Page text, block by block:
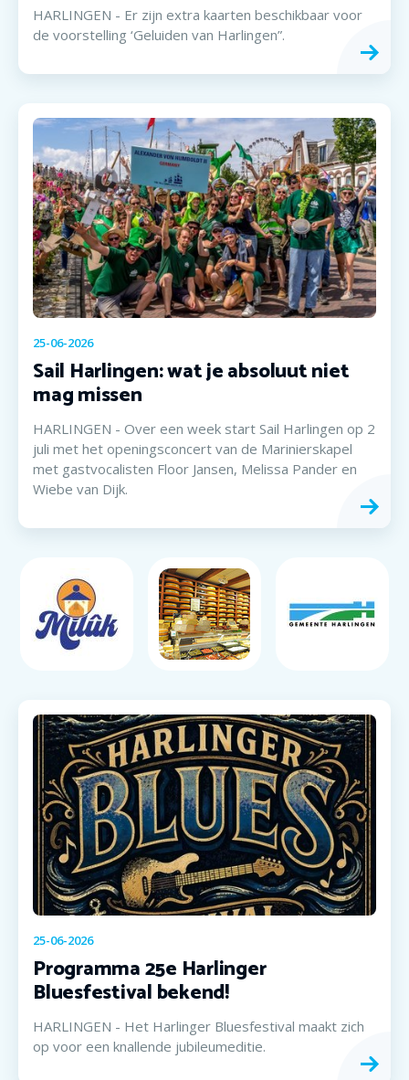
HARLINGEN - Er zijn extra kaarten beschikbaar voor
de voorstelling ‘Geluiden van Harlingen”.
25-06-2026
Sail Harlingen: wat je absoluut niet
mag missen
HARLINGEN - Over een week start Sail Harlingen op 2
juli met het openingsconcert van de Marinierskapel
met gastvocalisten Floor Jansen, Melissa Pander en
Wiebe van Dijk.
25-06-2026
Programma 25e Harlinger
Bluesfestival bekend!
HARLINGEN - Het Harlinger Bluesfestival maakt zich
op voor een knallende jubileumeditie.